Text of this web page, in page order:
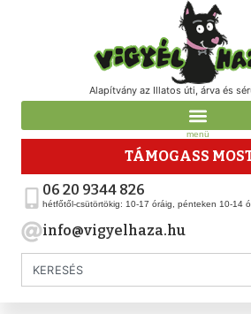
Alapítvány az Illatos úti, árva és
menü
TÁMOGASS
06 20 9344 826
hétfőtől-csütörtökig: 10-17 óráig, pénteken 10-14
info@vigyelhaza.hu